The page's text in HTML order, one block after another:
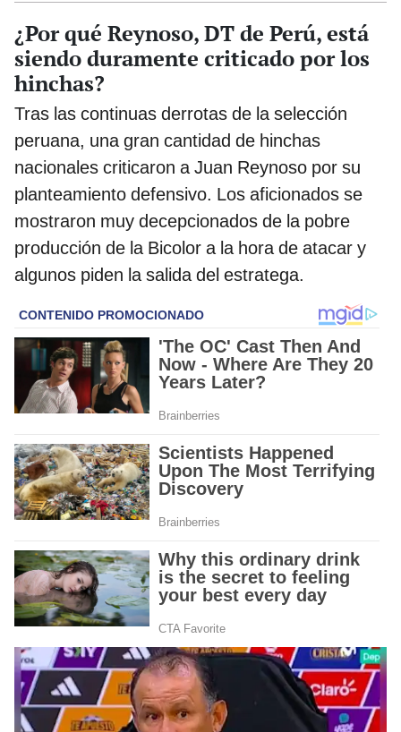
¿Por qué Reynoso, DT de Perú, está
siendo duramente criticado por los
hinchas?
Tras las continuas derrotas de la selección
peruana, una gran cantidad de hinchas
nacionales criticaron a Juan Reynoso por su
planteamiento defensivo. Los aficionados se
mostraron muy decepcionados de la pobre
producción de la Bicolor a la hora de atacar y
algunos piden la salida del estratega.